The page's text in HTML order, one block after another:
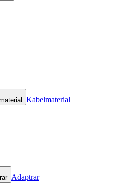
Kabelmaterial
Adaptrar